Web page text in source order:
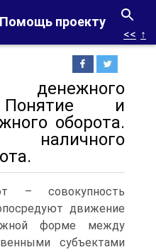
Помощь проекту
<< ↑
денежного
Понятие и
оборота.
наличного
– совокупность
движение
форме между
субъектами